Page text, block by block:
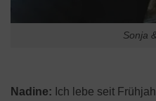
Sonja
Nadine: Ich lebe seit